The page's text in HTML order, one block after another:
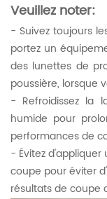
Veuillez noter:
- Suivez toujours
portez un
des lunettes de
poussière, lorsque
- Refroidissez la
humide pour
performances de
- Évitez
coupe pour éviter
résultats de coupe